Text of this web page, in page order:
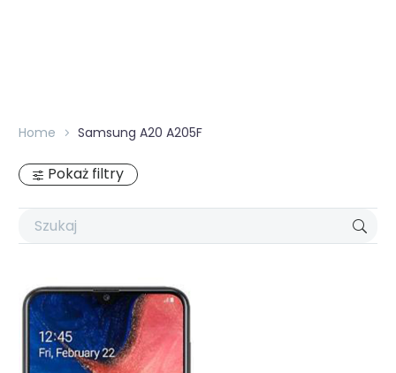
Home Samsung A20 A205F
Pokaż filtry